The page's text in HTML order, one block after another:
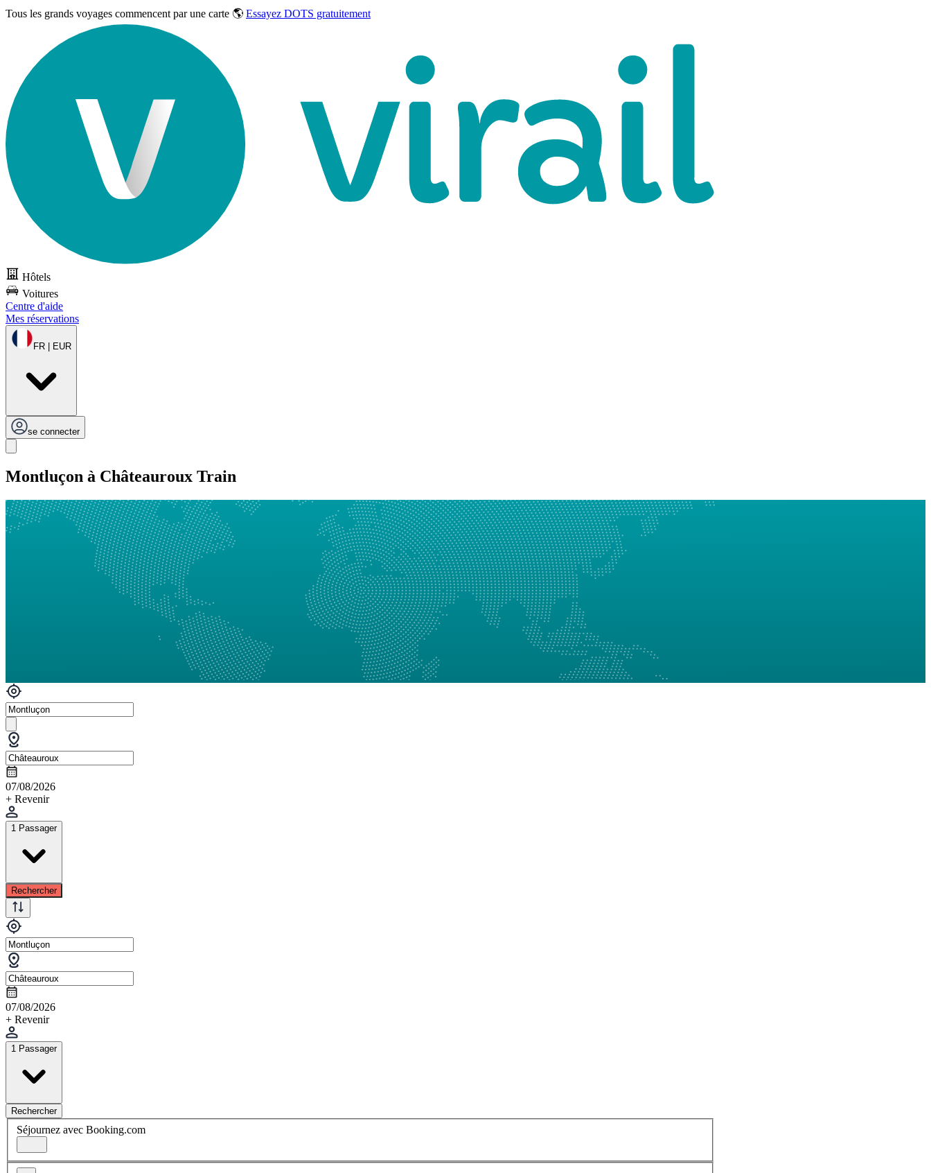
Tous les grands voyages commencent par une carte 🌎 Essayez DOTS gratuitement
Hôtels
Voitures
Centre d'aide
Mes réservations
FR | EUR
se connecter
Montluçon à Châteauroux Train
07/08/2026
+ Revenir
1 Passager
Rechercher
07/08/2026
+ Revenir
1 Passager
Rechercher
Séjournez avec Booking.com